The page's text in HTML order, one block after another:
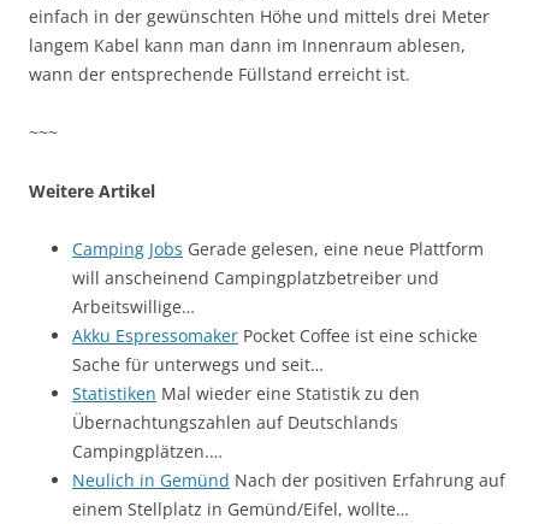
einfach in der gewünschten Höhe und mittels drei Meter
langem Kabel kann man dann im Innenraum ablesen,
wann der entsprechende Füllstand erreicht ist.
~~~
Weitere Artikel
Camping Jobs Gerade gelesen, eine neue Plattform
will anscheinend Campingplatzbetreiber und
Arbeitswillige…
Akku Espressomaker Pocket Coffee ist eine schicke
Sache für unterwegs und seit…
Statistiken Mal wieder eine Statistik zu den
Übernachtungszahlen auf Deutschlands
Campingplätzen.…
Neulich in Gemünd Nach der positiven Erfahrung auf
einem Stellplatz in Gemünd/Eifel, wollte…